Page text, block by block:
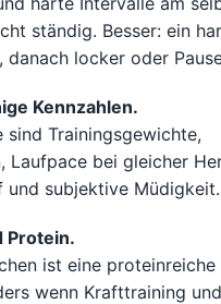
ständig. Besser: ein
danach locker oder
Kennzahlen.
sind Trainingsgewichte,
Laufpace bei gleicher
und subjektive Müdigkeit.
Protein.
ist eine proteinreiche
wenn Krafttraining